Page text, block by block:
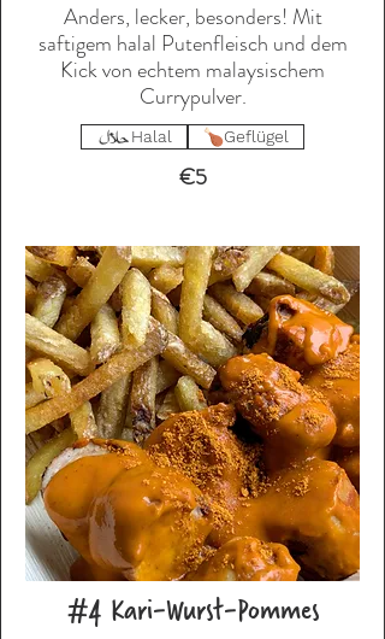
Anders, lecker, besonders! Mit
saftigem halal Putenfleisch und dem
Kick von echtem malaysischem
Currypulver.
€5
Halal Geflügel
#4 Kari-Wurst-Pommes